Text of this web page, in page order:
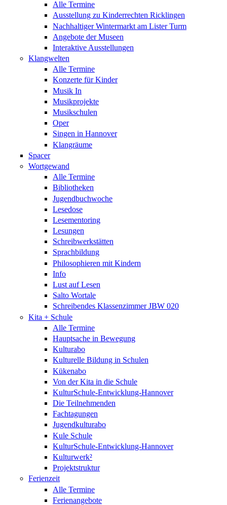
Alle Termine
Ausstellung zu Kinderrechten Ricklingen
Nachhaltiger Wintermarkt am Lister Turm
Angebote der Museen
Interaktive Ausstellungen
Klangwelten
Alle Termine
Konzerte für Kinder
Musik In
Musikprojekte
Musikschulen
Oper
Singen in Hannover
Klangräume
Spacer
Wortgewand
Alle Termine
Bibliotheken
Jugendbuchwoche
Lesedose
Lesementoring
Lesungen
Schreibwerkstätten
Sprachbildung
Philosophieren mit Kindern
Info
Lust auf Lesen
Salto Wortale
Schreibendes Klassenzimmer JBW 020
Kita + Schule
Alle Termine
Hauptsache in Bewegung
Kulturabo
Kulturelle Bildung in Schulen
Kükenabo
Von der Kita in die Schule
KulturSchule-Entwicklung-Hannover
Die Teilnehmenden
Fachtagungen
Jugendkulturabo
Kule Schule
KulturSchule-Entwicklung-Hannover
Kulturwerk²
Projektstruktur
Ferienzeit
Alle Termine
Ferienangebote